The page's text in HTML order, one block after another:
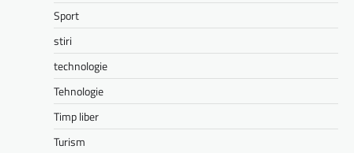
Sport
stiri
technologie
Tehnologie
Timp liber
Turism